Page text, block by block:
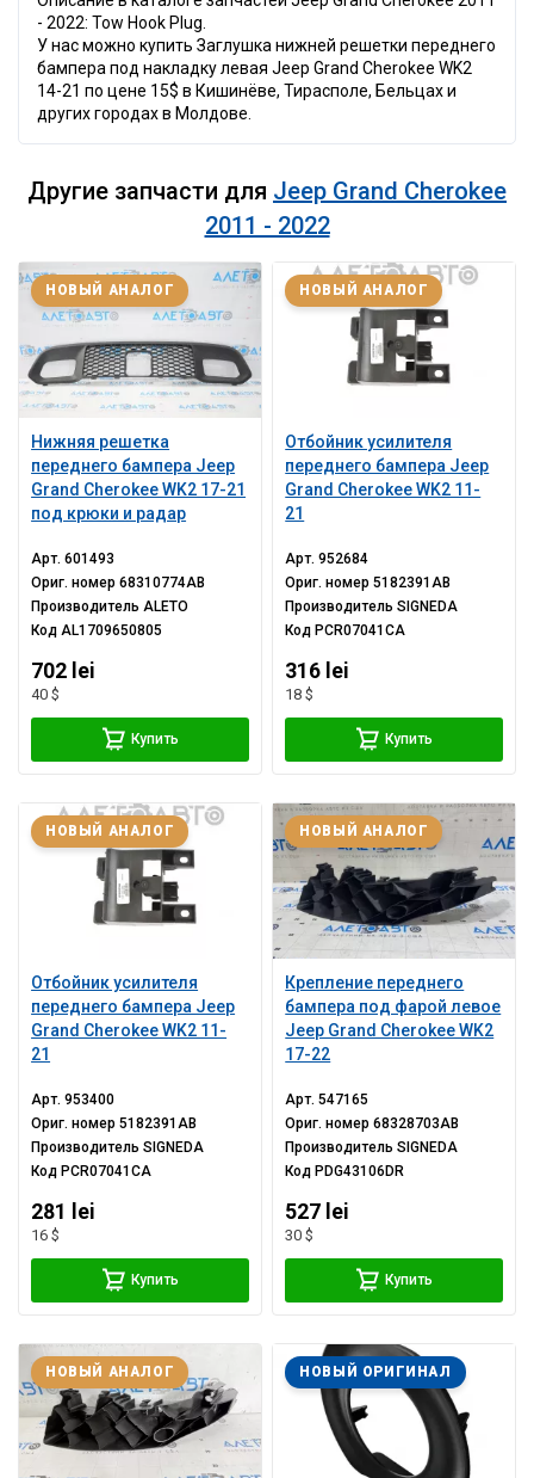
- 2022: Tow Hook Plug.
У нас можно купить Заглушка нижней решетки переднего
бампера под накладку левая Jeep Grand Cherokee WK2
14-21 по цене 15$ в Кишинёве, Тирасполе, Бельцах и
других городах в Молдове.
Другие запчасти для Jeep Grand Cherokee
2011 - 2022
Нижняя решетка
переднего бампера Jeep
Grand Cherokee WK2 17-21
под крюки и радар
НОВЫЙ АНАЛОГ
Арт.601493
Ориг. номер68310774AB
ПроизводительALETO
КодAL1709650805
702 lei
40 $
Купить
Отбойник усилителя
переднего бампера Jeep
Grand Cherokee WK2 11-
21
НОВЫЙ АНАЛОГ
Арт.952684
Ориг. номер5182391AB
ПроизводительSIGNEDA
Код PCR07041CA
316 lei
18 $
Купить
Отбойник усилителя
переднего бампера Jeep
Grand Cherokee WK2 11-
21
НОВЫЙ АНАЛОГ
Арт.953400
Ориг. номер5182391AB
ПроизводительSIGNEDA
Код PCR07041CA
281 lei
16 $
Купить
Крепление переднего
бампера под фарой левое
Jeep Grand Cherokee WK2
17-22
НОВЫЙ АНАЛОГ
Арт.547165
Ориг. номер68328703AB
ПроизводительSIGNEDA
Код PDG43106DR
527 lei
30 $
Купить
НОВЫЙ АНАЛОГ НОВЫЙ ОРИГИНАЛ